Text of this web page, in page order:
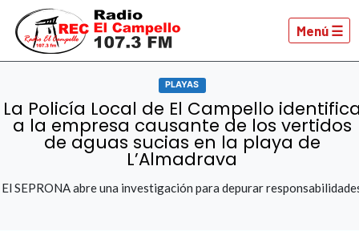
Menú ☰
PLAYAS
La Policía Local de El Campello
a la empresa causante de los vertidos
de aguas sucias en la playa de
L’Almadrava
El SEPRONA abre una investigación para depurar